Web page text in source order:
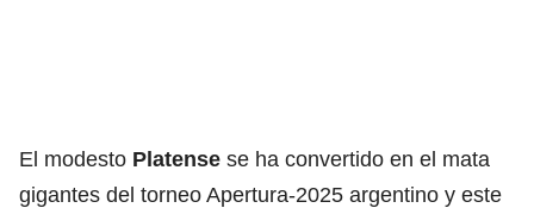
El modesto Platense se ha convertido en el mata
gigantes del torneo Apertura-2025 argentino y este